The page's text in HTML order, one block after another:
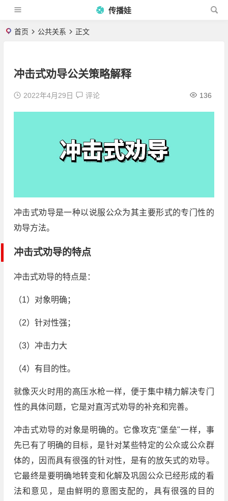
传播娃
首页 公共关系 正文
冲击式劝导公关策略解释
2022年4月29日 评论 136
冲击式劝导是一种以说服公众为其主要形式的专门性的
劝导方法。
冲击式劝导的特点
冲击式劝导的特点是：
（1）对象明确；
（2）针对性强；
（3）冲击力大
（4）有目的性。
就像灭火时用的高压水枪一样，便于集中精力解决专门
性的具体问题，它是对直泻式劝导的补充和完善。
冲击式劝导的对象是明确的。它像攻克"堡垒"一样，事
先已有了明确的目标，是针对某些特定的公众或公众群
体的，因而具有很强的针对性，是有的放矢式的劝导。
它最终是要明确地转变和化解及巩固公众已经形成的看
法和意见，是由鲜明的意图支配的，具有很强的目的